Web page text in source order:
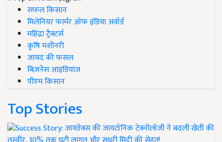
सफल किसान
मिलेनियर फार्मर ऑफ इंडिया अवॉर्ड
महिंद्रा ट्रैक्टर्स
कृषि मशीनरी
जायद की फसल
बिज़नेस आइडियाज
पीएम किसान
Top Stories